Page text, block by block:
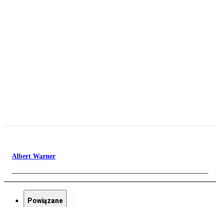
Albert Warner
Powiązane